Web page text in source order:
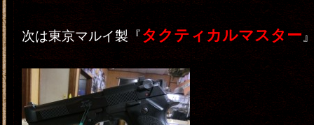
次は東京マルイ製『タクティカルマスター